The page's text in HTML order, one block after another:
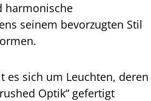
harmonische
seinem bevorzugten Stil
es sich um Leuchten, deren
Optik“ gefertigt